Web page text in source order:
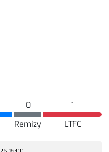
0
Remízy
1
LTFC